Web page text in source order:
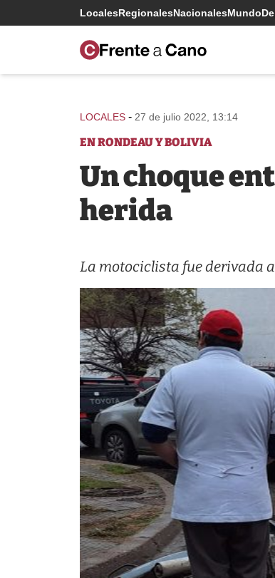
LocalesRegionalesNacionalesMundo
LOCALES - 27 de julio 2022, 13:14
EN RONDEAU Y BOLIVIA
Un choque
herida
La motociclista fue derivada